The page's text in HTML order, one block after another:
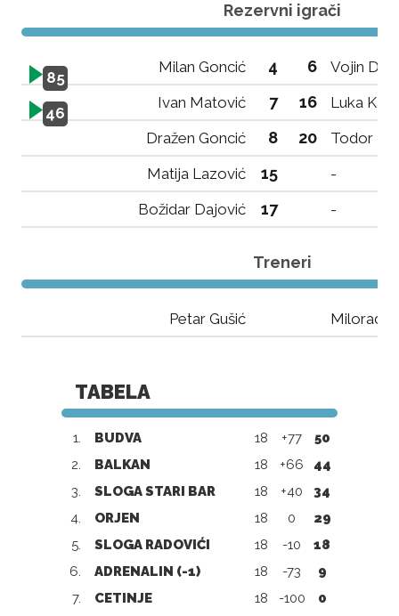
Rezervni igrači
85
Milan Goncić 4 6 Vojin
46
Ivan Matović 7 16
Luka
Dražen Goncić
8 20
Todor
Matija Lazović
15
-
Božidar Dajović
17 -
Treneri
Petar Gušić Milorad
TABELA
1. BUDVA 18 +77
50
2.
BALKAN 18 +66
44
3.
SLOGA STARI BAR 18 +40
34
4.
ORJEN 18 0
29
5.
SLOGA RADOVIĆI 18 -10
18
6.
ADRENALIN (-1) 18 -73
9
7.
CETINJE 18 -100 0